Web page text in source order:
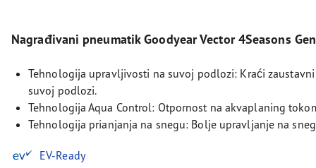
Nagrađivani pneumatik Goodyear Vector 4Seasons
Tehnologija upravljivosti na suvoj podlozi: Kraći
suvoj podlozi.
Tehnologija Aqua Control: Otpornost na akvaplaning
Tehnologija prianjanja na snegu: Bolje upravljanje na
EV-Ready